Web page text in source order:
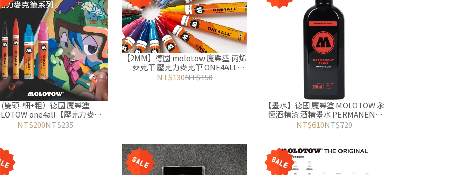
(雙頭-細+粗）德國 魔樂塗
one4all【壓克力麥克
單支】【補充墨水】街頭塗鴉
NT$200NT$235
【2MM】德國 molotow 魔樂塗 丙烯
麥克筆 壓克力麥克筆 ONE4ALL
127hs 2mm 壓克力筆 丙烯筆 丙烯馬
克筆 模型繪圖筆
NT$130NT$150
【墨水】德國 魔樂塗 MOLOTOW 永
恆酒精漆 酒精墨水 PERMANENT
PAINT ALCOHOL-BASED 200ml
NT$610NT$720